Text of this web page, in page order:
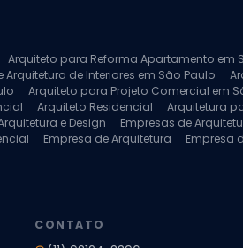
Arquiteto para Reforma Apartamento em
de Interiores em São Paulo
Arquiteto para Projeto Comercial em
Arquiteto Residencial Arquitetura
e Design Empresas de
Empresa de Arquitetura Empresa
CONTATO